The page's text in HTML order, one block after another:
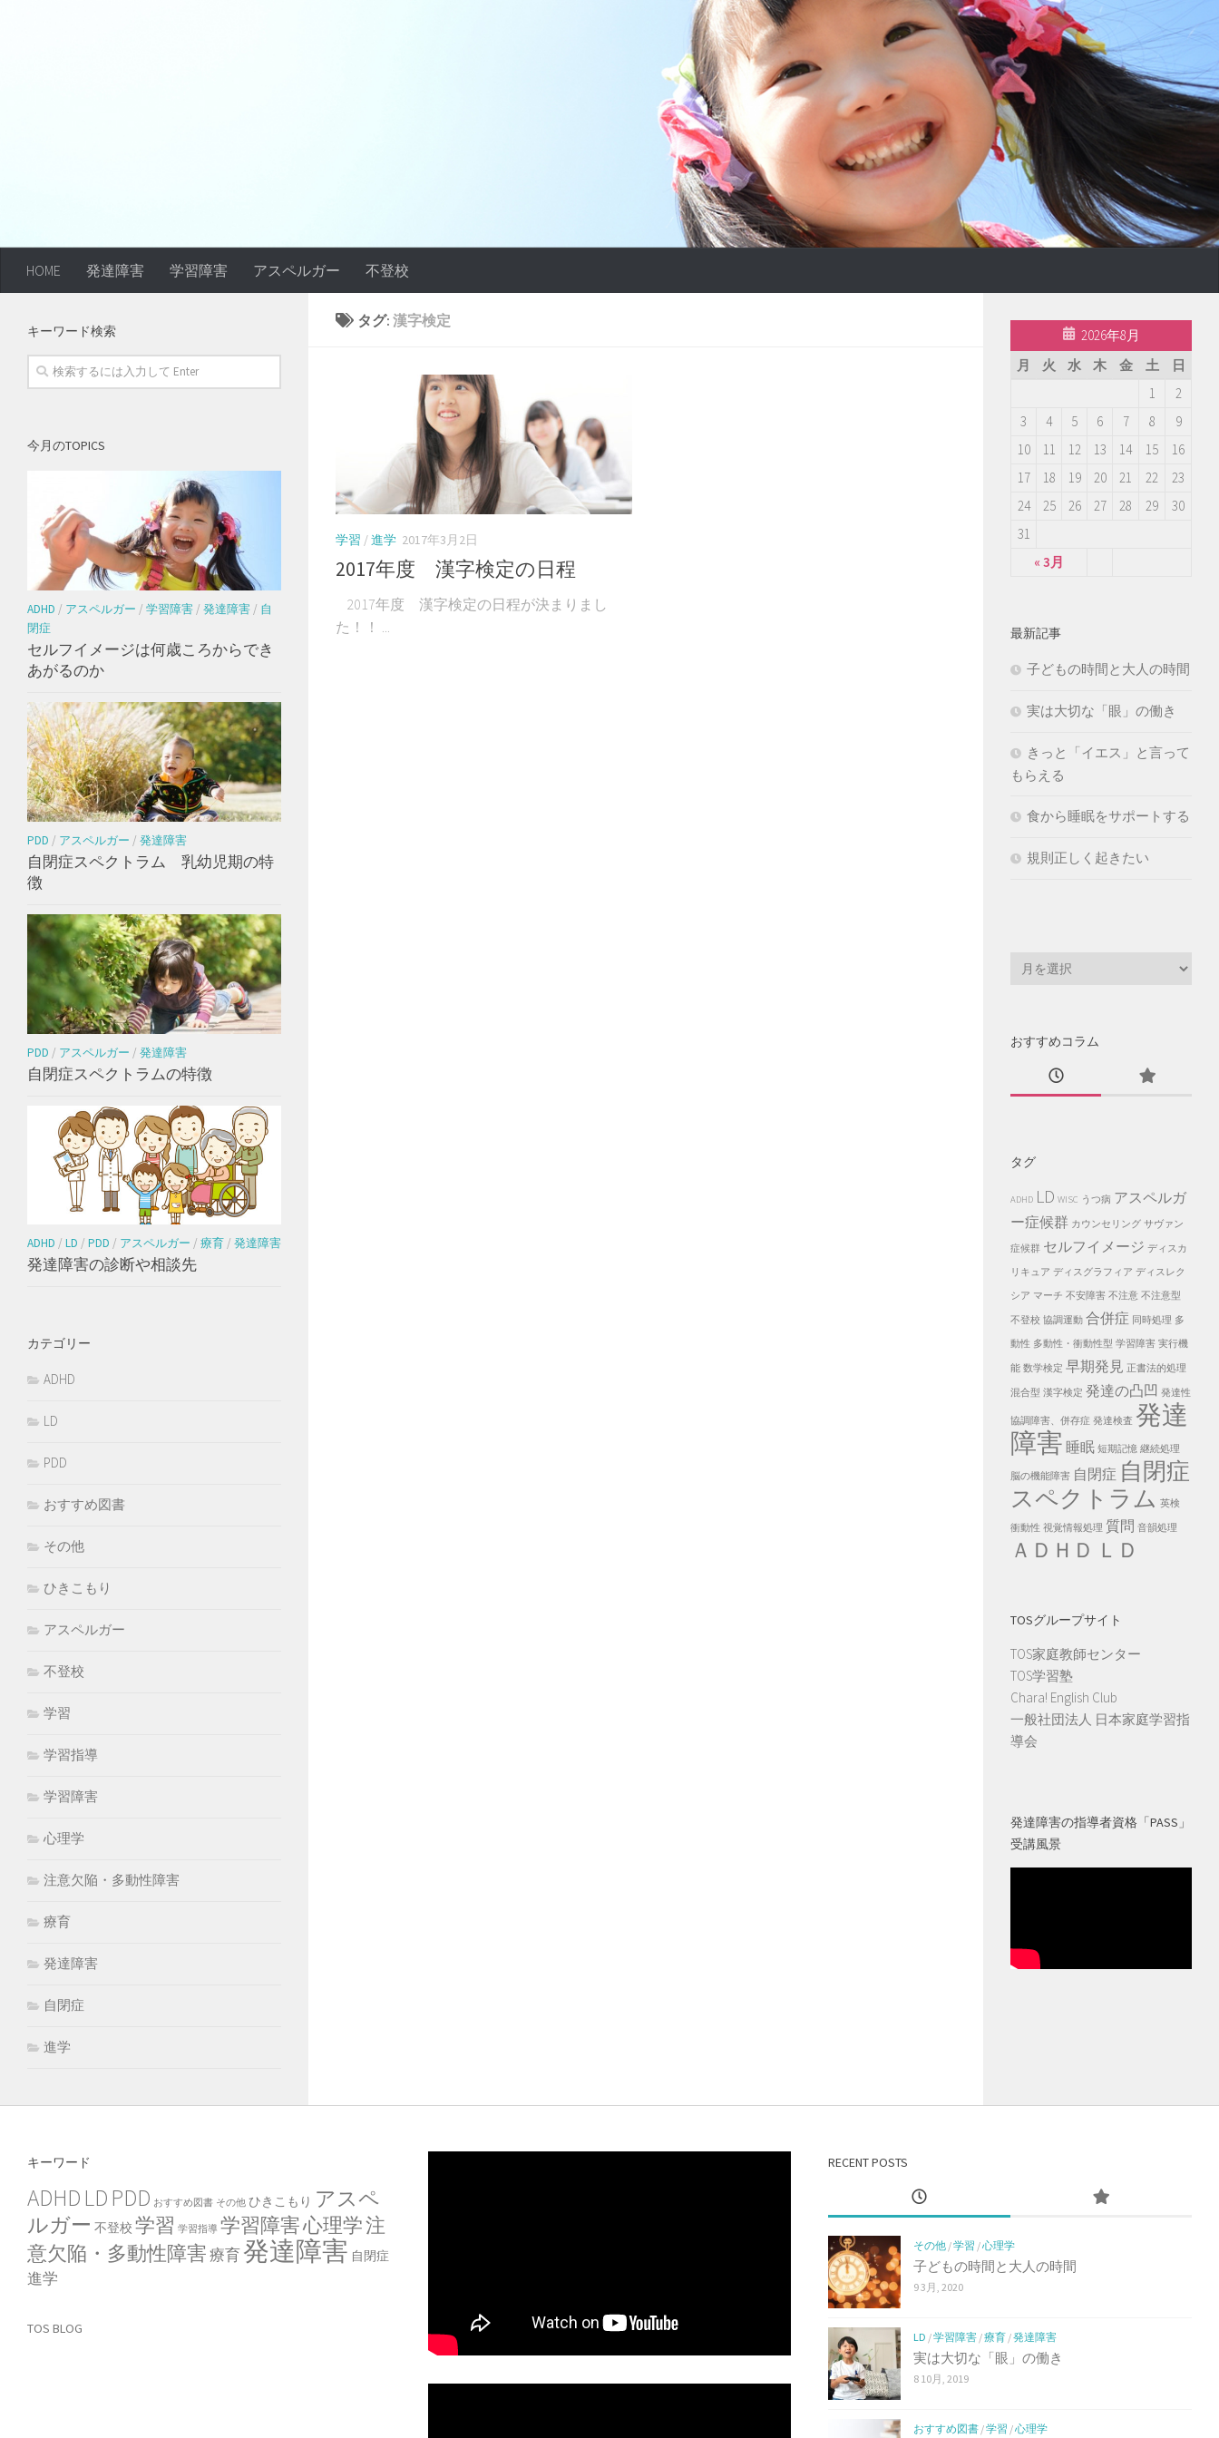
HOME 発達障害 学習障害 アスペルガー 不登校
タグ: 漢字検定
学習 /進学 2017年3月2日
2017年度 漢字検定の日程
2017年度 漢字検定の日程が決まりまし
た！！ ...
キーワード検索
今月のTOPICS
ADHD / アスペルガー / 学習障害 / 発達障害 / 自
閉症
セルフイメージは何歳ころからでき
あがるのか
PDD / アスペルガー / 発達障害
自閉症スペクトラム 乳幼児期の特
徴
PDD / アスペルガー / 発達障害
自閉症スペクトラムの特徴
ADHD / LD / PDD / アスペルガー / 療育/ 発達障害
発達障害の診断や相談先
カテゴリー
ADHD
LD
PDD
おすすめ図書
その他
ひきこもり
アスペルガー
不登校
学習
学習指導
学習障害
心理学
注意欠陥・多動性障害
療育
発達障害
自閉症
進学
2026年8月
月
火 水 木 金 土 日
« 3月
1
2
3
4 5 6 7 8
9
10
11 12 13 14 15
16
17
18 19 20 21 22
23
24
25 26 27 28 29
30
31
最新記事
子どもの時間と大人の時間
実は大切な「眼」の働き
きっと「イエス」と言って
もらえる
食から睡眠をサポートする
規則正しく起きたい
おすすめコラム
タグ
ADHD LD WISC うつ病 アスペルガ
ー症候群 カウンセリング サヴァン
症候群 セルフイメージ ディスカ
リキュア ディスグラフィア ディスレク
シア マーチ 不安障害 不注意 不注意型
不登校 協調運動 合併症 同時処理 多
動性 多動性・衝動性型 学習障害 実行機
能 数学検定 早期発見 正書法的処理
混合型 漢字検定 発達の凸凹 発達性
協調障害、併存症 発達検査 発達
障害 睡眠 短期記憶 継続処理
脳の機能障害 自閉症 自閉症
スペクトラム 英検
衝動性 視覚情報処理 質問 音韻処理
ＡＤＨＤ ＬＤ
TOSグループサイト
TOS家庭教師センター
TOS学習塾
Chara! English Club
一般社団法人 日本家庭学習指
導会
発達障害の指導者資格「PASS」
受講風景
キーワード
ADHDLDPDD おすすめ図書 その他 ひきこもり アスペ
ルガー 不登校 学習 学習指導 学習障害心理学注
意欠陥・多動性障害療育発達障害 自閉症
進学
TOS BLOG
RECENT POSTS
その他 /学習 /心理学
子どもの時間と大人の時間
9 3月, 2020
LD /学習障害 /療育 /発達障害
実は大切な「眼」の働き
8 10月, 2019
おすすめ図書 /学習 /心理学